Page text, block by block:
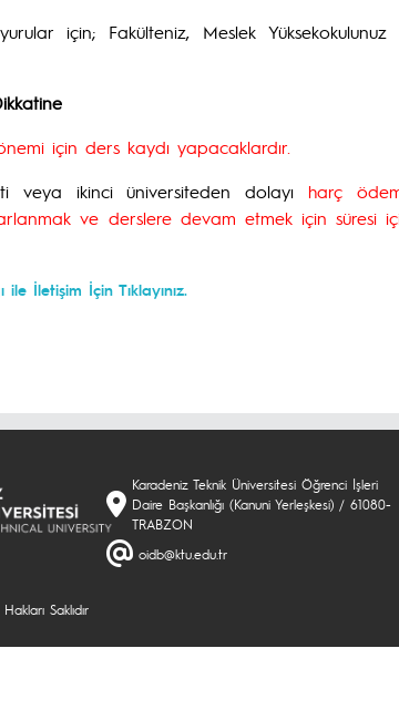
için; Fakülteniz, Meslek Yüksekokulunuz
için ders kaydı yapacaklardır.
veya ikinci üniversiteden dolayı harç
ve derslere devam etmek için süresi
ile İletişim İçin Tıklayınız.
Karadeniz Teknik Üniversitesi Öğrenci İşleri
Daire Başkanlığı (Kanuni Yerleşkesi) / 61080-
TRABZON
oidb@ktu.edu.tr
Saklıdır